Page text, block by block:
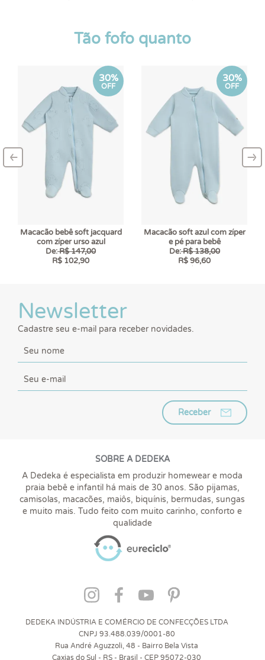
Tão fofo quanto
30%
OFF
Macacão bebê soft jacquard
com zíper urso azul
De:R$ 147,00
R$ 102,90
30%
OFF
Macacão soft azul com zíper
e pé para bebê
De:R$ 138,00
R$ 96,60
–
‹ –
›
Newsletter
Cadastre seu e-mail para receber novidades.
Receber
SOBRE A DEDEKA
A Dedeka é especialista em produzir homewear e moda
praia bebê e infantil há mais de 30 anos. São pijamas,
camisolas, macacões, maiôs, biquínis, bermudas, sungas
e muito mais. Tudo feito com muito carinho, conforto e
qualidade
DEDEKA INDÚSTRIA E COMÉRCIO DE CONFECÇÕES LTDA
CNPJ 93.488.039/0001-80
Rua André Aguzzoli, 48 - Bairro Bela Vista
Caxias do Sul - RS - Brasil - CEP 95072-030